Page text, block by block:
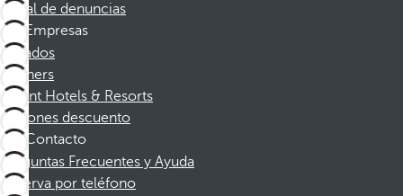
Canal de denuncias
Empresas
Afiliados
Partners
Dorint Hotels & Resorts
Cupones descuento
Contacto
Preguntas Frecuentes y Ayuda
Reserva por teléfono